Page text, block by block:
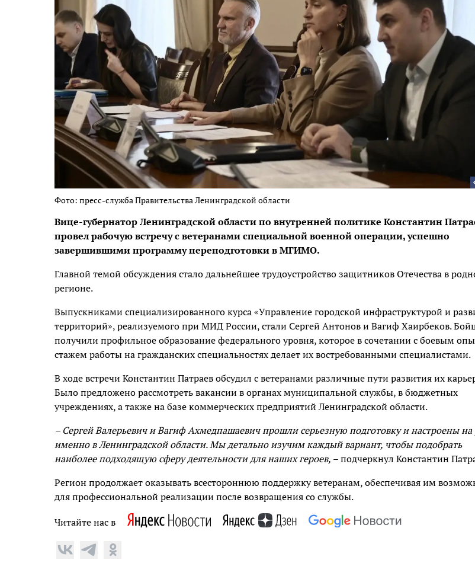
Фото: пресс-служба Правительства Ленинградской области
Вице-губернатор Ленинградской области по внутренней политике Константин
провел рабочую встречу с ветеранами специальной военной операции, успешно
завершившими программу переподготовки в МГИМО.
Главной темой обсуждения стало дальнейшее трудоустройство защитников Отечества в
регионе.
Выпускниками специализированного курса «Управление городской инфраструктурой и
территорий», реализуемого при МИД России, стали Сергей Антонов и Вагиф Хаирбеков.
получили профильное образование федерального уровня, которое в сочетании с боевым
стажем работы на гражданских специальностях делает их востребованными специалистами.
В ходе встречи Константин Патраев обсудил с ветеранами различные пути развития их
Было предложено рассмотреть вакансии в органах муниципальной службы, в бюджетных
учреждениях, а также на базе коммерческих предприятий Ленинградской области.
– Сергей Валерьевич и Вагиф Ахмедпашаевич прошли серьезную подготовку и настроены на
именно в Ленинградской области. Мы детально изучим каждый вариант, чтобы подобрать
наиболее подходящую сферу деятельности для наших героев, – подчеркнул Константин
Регион продолжает оказывать всестороннюю поддержку ветеранам, обеспечивая им
для профессиональной реализации после возвращения со службы.
Читайте нас в